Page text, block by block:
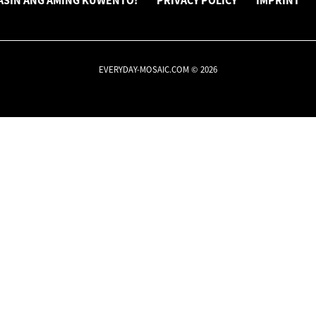
EVERYDAY-MOSAIC.COM © 2026